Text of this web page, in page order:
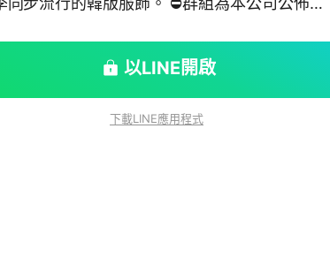
議您進入群組後關閉提醒 ⛔每日晚上會公佈隔
吊牌換到9月，冬季紅色及黑色吊牌換到3月,
以LINE開啟
下載LINE應用程式